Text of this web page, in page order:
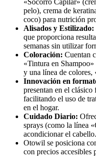
«Socorro Capilar»
pelo), crema de
coco) para nutrición
Alisados y Estilizado:
que proporciona
semanas sin utilizar
Coloración: Cuentan
«Tintura en
y una línea de colores,
Innovación en
presentan en el
facilitando el uso de
en el hogar.
Cuidado Diario:
sprays (como la línea
acondicionar el cabello.
Otowil se posiciona
con precios accesibles